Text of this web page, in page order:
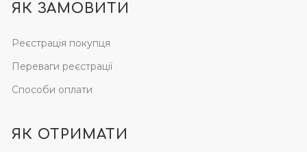
ЯК ЗАМОВИТИ
Реєстрація покупця
Переваги реєстрації
Способи оплати
ЯК ОТРИМАТИ